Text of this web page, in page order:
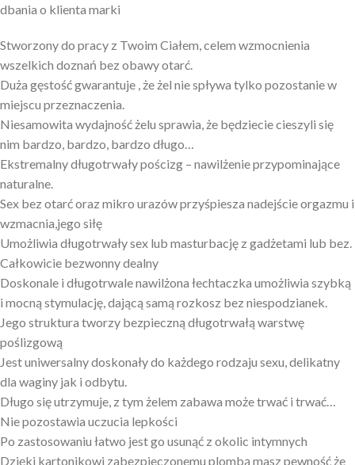
dbania o klienta marki
Stworzony do pracy z Twoim Ciałem, celem wzmocnienia
wszelkich doznań bez obawy otarć.
Duża gęstość gwarantuje , że żel nie spływa tylko pozostanie w
miejscu przeznaczenia.
Niesamowita wydajność żelu sprawia, że będziecie cieszyli się
nim bardzo, bardzo, bardzo długo…
Ekstremalny długotrwały pościzg – nawilżenie przypominające
naturalne.
Sex bez otarć oraz mikro urazów przyśpiesza nadejście orgazmu i
wzmacnia,jego siłę
Umożliwia długotrwały sex lub masturbację z gadżetami lub bez.
Całkowicie bezwonny dealny
Doskonale i długotrwale nawilżona łechtaczka umożliwia szybką
i mocną stymulację, dającą samą rozkosz bez niespodzianek.
Jego struktura tworzy bezpieczną długotrwałą warstwę
poślizgową
Jest uniwersalny doskonały do każdego rodzaju sexu, delikatny
dla waginy jak i odbytu.
Długo się utrzymuje, z tym żelem zabawa może trwać i trwać…
Nie pozostawia uczucia lepkości
Po zastosowaniu łatwo jest go usunąć z okolic intymnych
Dzięki kartonikowi zabezpieczonemu plombą masz pewność że